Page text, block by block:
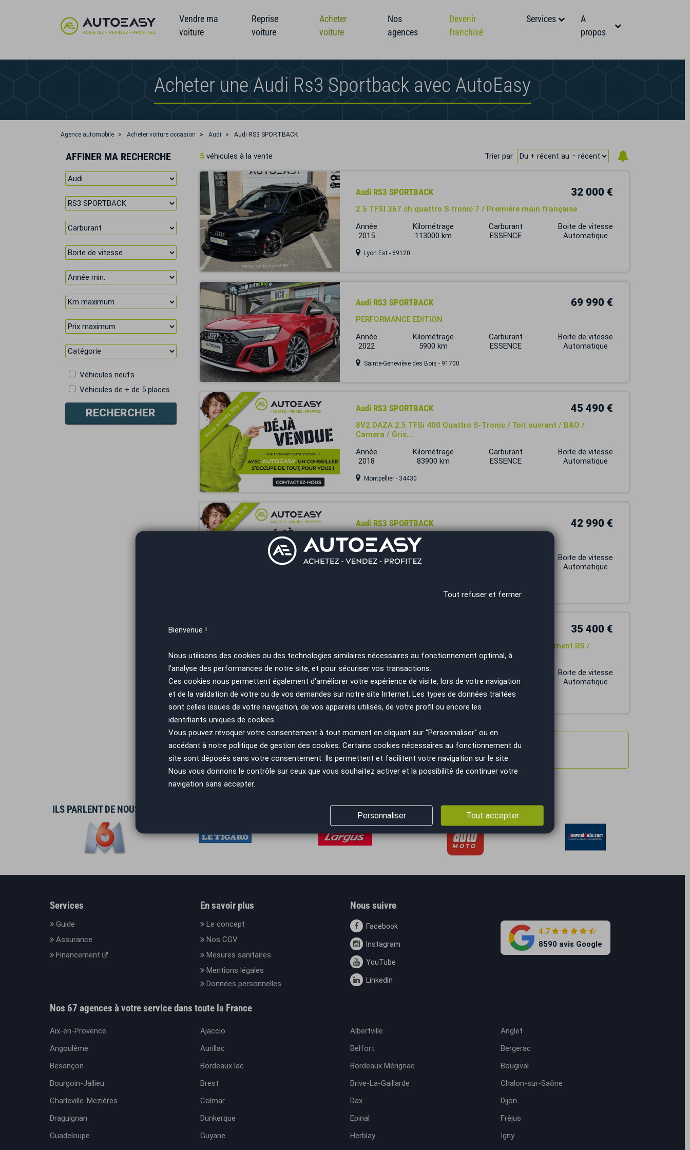
Vendre ma
voiture
Reprise
voiture
Acheter
voiture
Nos
agences
Devenir
franchisé
Services
A
propos
Acheter une Audi Rs3 Sportback avec AutoEasy
Agence automobile Acheter voiture occasion Audi Audi RS3 SPORTBACK
AFFINER MA RECHERCHE
Véhicules neufs
Véhicules de + de 5 places
5 véhicules à la vente Trier par
Audi RS3 SPORTBACK 32 000 €
2.5 TFSI 367 ch quattro S tronic 7 / Première main française
Année
2015
Kilométrage
113000 km
Carburant
ESSENCE
Boite de vitesse
Automatique
Lyon Est - 69120
Audi RS3 SPORTBACK 69 990 €
PERFORMANCE EDITION
Année
2022
Kilométrage
5900 km
Carburant
ESSENCE
Boite de vitesse
Automatique
Sainte-Geneviève des Bois - 91700
Vous arrivez trop tard Audi RS3 SPORTBACK 45 490 €
8V2 DAZA 2.5 TFSi 400 Quattro S-Tronic / Toit ouvrant / B&O /
Camera / Gris...
Année
2018
Kilométrage
83900 km
Carburant
ESSENCE
Boite de vitesse
Automatique
Montpellier - 34430
Vous arrivez trop tard Audi RS3 SPORTBACK 42 990 €
2.5 TFSI 400ch quattro S tronic / Full option
Année
2018
Kilométrage
91206 km
Boite de vitesse
Automatique
Vous arrivez trop tard 35 400 €
2.5 TFSI 367 Suivi Audi / TO / B&O / CarPlay / Echappement RS /
Sièges...
Année
2015
Kilométrage
86356 km
ESSENCE
Boite de vitesse
Automatique
Annonces 1 à 5
Résultats 1 - 5 sur 5.
ILS PARLENT DE NOUS
Services
Guide
Assurance
Financement
En savoir plus
Le concept
Nos CGV
Mesures sanitaires
Mentions légales
Données personnelles
Nous suivre
Facebook
Instagram
YouTube
LinkedIn
4.7
8590 avis Google
Nos 67 agences à votre service dans toute la France
Aix-en-Provence Ajaccio Albertville
Anglet
Angoulême
Aurillac Belfort
Bergerac
Besançon
Bordeaux lac Bordeaux Mérignac
Bougival
Bourgoin-Jallieu
Brest Brive-La-Gaillarde
Chalon-sur-Saône
Charleville-Mezières
Colmar Dax
Dijon
Draguignan
Dunkerque Epinal
Fréjus
Guadeloupe
Guyane Herblay
Igny
Tout refuser et fermer
Bienvenue !
Nous utilisons des cookies ou des technologies similaires nécessaires au fonctionnement optimal, à
l'analyse des performances de notre site, et pour sécuriser vos transactions.
Ces cookies nous permettent également d'améliorer votre expérience de visite, lors de votre navigation
et de la validation de votre ou de vos demandes sur notre site Internet. Les types de données traitées
sont celles issues de votre navigation, de vos appareils utilisés, de votre profil ou encore les
identifiants uniques de cookies.
Vous pouvez révoquer votre consentement à tout moment en cliquant sur "Personnaliser" ou en
accédant à notre politique de gestion des cookies . Certains cookies nécessaires au fonctionnement du
site sont déposés sans votre consentement. Ils permettent et facilitent votre navigation sur le site.
Nous vous donnons le contrôle sur ceux que vous souhaitez activer et la possibilité de continuer votre
navigation sans accepter.
Tout accepter
Personnaliser